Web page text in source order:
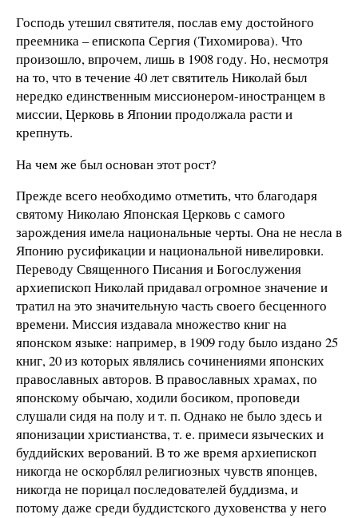
Господь утешил святителя, послав ему достойного
преемника – епископа Сергия (Тихомирова). Что
произошло, впрочем, лишь в 1908 году. Но, несмотря
на то, что в течение 40 лет святитель Николай был
нередко единственным миссионером-иностранцем в
миссии, Церковь в Японии продолжала расти и
крепнуть.
На чем же был основан этот рост?
Прежде всего необходимо отметить, что благодаря
святому Николаю Японская Церковь с самого
зарождения имела национальные черты. Она не несла в
Японию русификации и национальной нивелировки.
Переводу Священного Писания и Богослужения
архиепископ Николай придавал огромное значение и
тратил на это значительную часть своего бесценного
времени. Миссия издавала множество книг на
японском языке: например, в 1909 году было издано 25
книг, 20 из которых являлись сочинениями японских
православных авторов. В православных храмах, по
японскому обычаю, ходили босиком, проповеди
слушали сидя на полу и т. п. Однако не было здесь и
японизации христианства, т. е. примеси языческих и
буддийских верований. В то же время архиепископ
никогда не оскорблял религиозных чувств японцев,
никогда не порицал последователей буддизма, и
потому даже среди буддистского духовенства у него